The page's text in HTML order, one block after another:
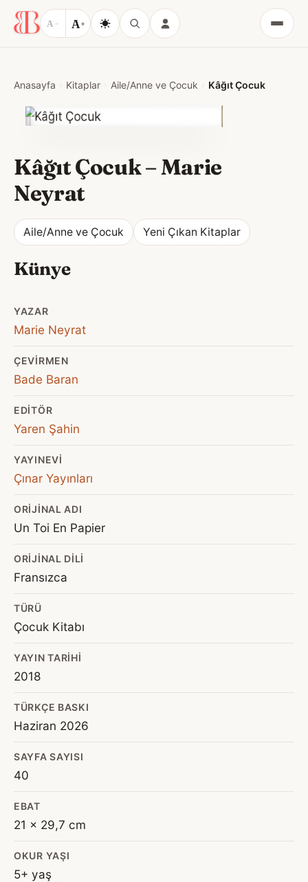
A − A+
Menü
Anasayfa Kitaplar Aile/Anne ve Çocuk Kâğıt Çocuk
Kâğıt Çocuk–Marie
Neyrat
Aile/Anne ve Çocuk Yeni Çıkan Kitaplar
Künye
YAZAR
Marie Neyrat
ÇEVIRMEN
Bade Baran
EDITÖR
Yaren Şahin
YAYINEVI
Çınar Yayınları
ORIJINAL ADI
Un Toi En Papier
ORIJINAL DILI
Fransızca
TÜRÜ
Çocuk Kitabı
YAYIN TARIHI
2018
TÜRKÇE BASKI
Haziran 2026
SAYFA SAYISI
40
EBAT
21 x 29,7 cm
OKUR YAŞI
5+ yaş